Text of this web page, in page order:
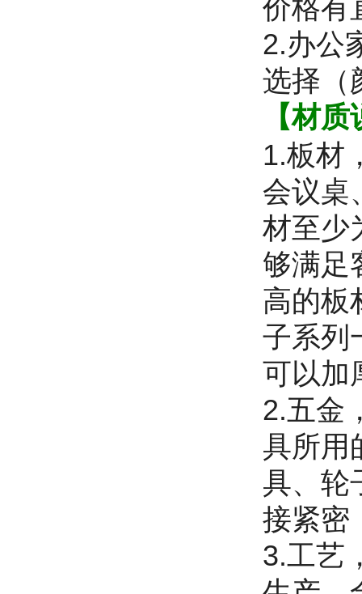
价格有
2.办公
选择（
【材
1.板材
会议桌
材至少
够满足
高的板
子系列
可以加
2.五金
具所用
具、轮
接紧密
3.工艺